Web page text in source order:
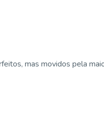
mas movidos pela